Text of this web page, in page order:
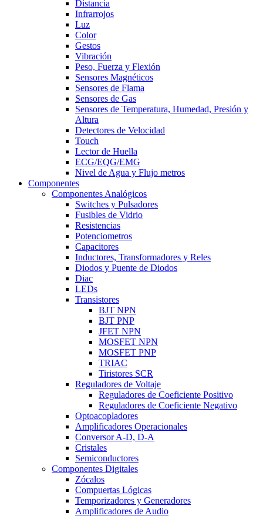
Distancia
Infrarrojos
Luz
Color
Gestos
Vibración
Peso, Fuerza y Flexión
Sensores Magnéticos
Sensores de Flama
Sensores de Gas
Sensores de Temperatura, Humedad, Presión y
Altura
Detectores de Velocidad
Touch
Lector de Huella
ECG/EQG/EMG
Nivel de Agua y Flujo metros
Componentes
Componentes Analógicos
Switches y Pulsadores
Fusibles de Vidrio
Resistencias
Potenciometros
Capacitores
Inductores, Transformadores y Reles
Diodos y Puente de Diodos
Diac
LEDs
Transistores
BJT NPN
BJT PNP
JFET NPN
MOSFET NPN
MOSFET PNP
TRIAC
Tiristores SCR
Reguladores de Voltaje
Reguladores de Coeficiente Positivo
Reguladores de Coeficiente Negativo
Optoacopladores
Amplificadores Operacionales
Conversor A-D, D-A
Cristales
Semiconductores
Componentes Digitales
Zócalos
Compuertas Lógicas
Temporizadores y Generadores
Amplificadores de Audio